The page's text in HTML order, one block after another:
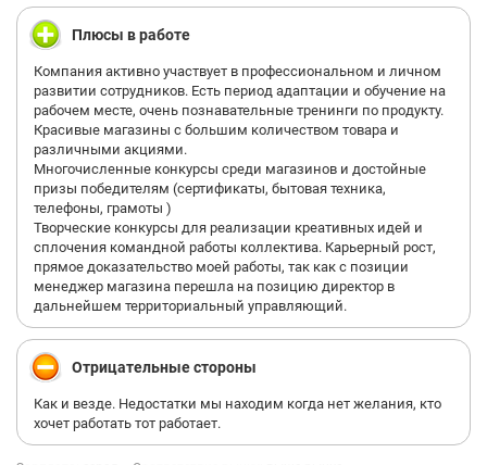
Плюсы в работе
Компания активно участвует в профессиональном и личном
развитии сотрудников. Есть период адаптации и обучение на
рабочем месте, очень познавательные тренинги по продукту.
Красивые магазины с большим количеством товара и
различными акциями.
Многочисленные конкурсы среди магазинов и достойные
призы победителям (сертификаты, бытовая техника,
телефоны, грамоты )
Творческие конкурсы для реализации креативных идей и
сплочения командной работы коллектива. Карьерный рост,
прямое доказательство моей работы, так как с позиции
менеджер магазина перешла на позицию директор в
дальнейшем территориальный управляющий.
Отрицательные стороны
Как и везде. Недостатки мы находим когда нет желания, кто
хочет работать тот работает.